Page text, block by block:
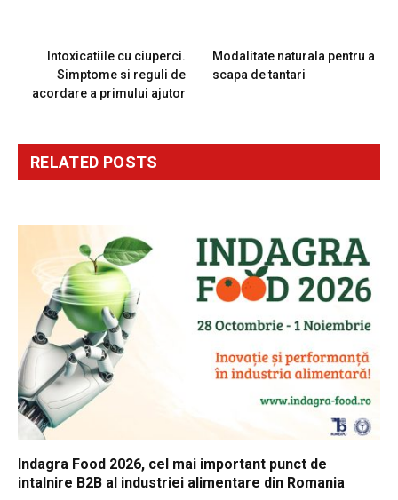
Intoxicatiile cu ciuperci.
Simptome si reguli de
acordare a primului ajutor
Modalitate naturala pentru a
scapa de tantari
RELATED POSTS
Indagra Food 2026, cel mai important punct de
intalnire B2B al industriei alimentare din Romania